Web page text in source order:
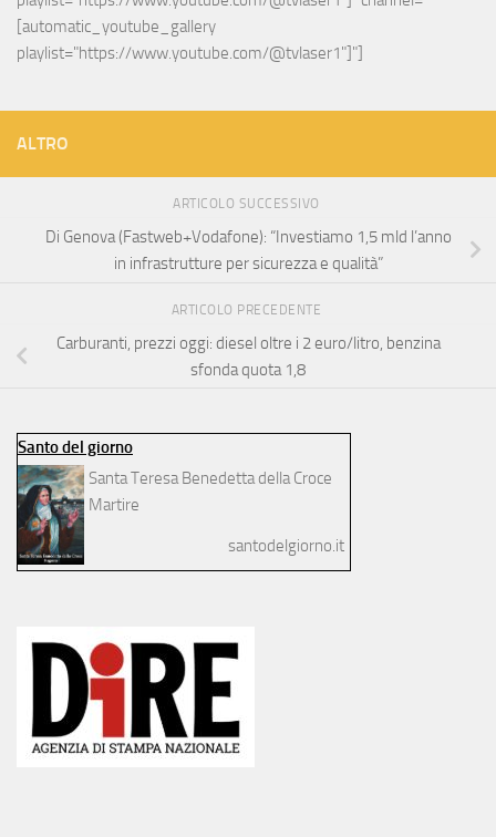
[automatic_youtube_gallery
playlist="https://www.youtube.com/@tvlaser1"]"]
ALTRO
ARTICOLO SUCCESSIVO
Di Genova (Fastweb+Vodafone): “Investiamo 1,5 mld l’anno
in infrastrutture per sicurezza e qualità”
ARTICOLO PRECEDENTE
Carburanti, prezzi oggi: diesel oltre i 2 euro/litro, benzina
sfonda quota 1,8
Santo del giorno
Santa Teresa Benedetta della Croce
Martire
santodelgiorno.it